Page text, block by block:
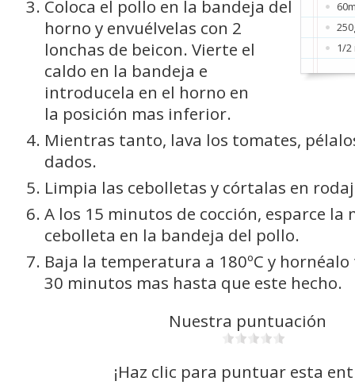
1/
Coloca el pollo en la bandeja del
horno y envuélvelas con 2
lonchas de beicon. Vierte el
caldo en la bandeja e
introducela en el horno en
la posición mas inferior.
Mientras tanto, lava los tomates,
dados.
Limpia las cebolletas y córtalas en
A los 15 minutos de cocción, esparce la
cebolleta en la bandeja del pollo.
Baja la temperatura a 180ºC y
30 minutos mas hasta que este hecho.
Nuestra puntuación
¡Haz clic para puntuar esta